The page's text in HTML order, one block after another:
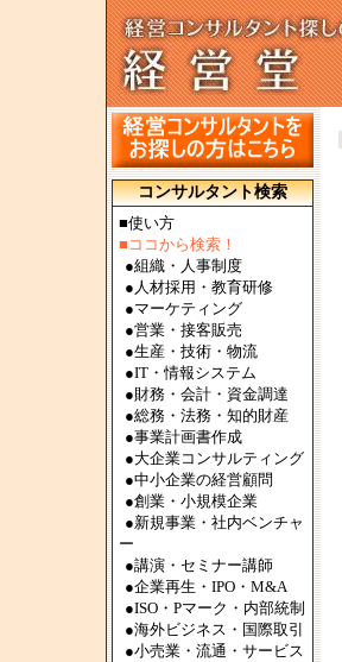
コンサルタント検索
■使い方
■ココから検索！
●組織・人事制度
● 人材採用・教育研修
●マーケティング
●営業・接客販売
●生産・技術・物流
●IT・情報システム
●財務・会計・資金調達
●総務・法務・知的財産
●事業計画書作成
●大企業コンサルティング
●中小企業の経営顧問
●創業・小規模企業
●新規事業・社内ベンチャ
ー
●講演・セミナー講師
●企業再生・IPO・M&A
●ISO・Pマーク・内部統制
●海外ビジネス・国際取引
●小売業・流通・サービス